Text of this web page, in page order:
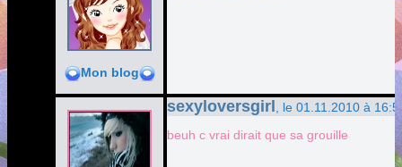
Mon blog
sexyloversgirl
, le 01.11.2010 à
beuh c vrai dirait que sa grouille